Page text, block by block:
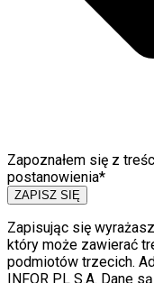
Zapoznałem się z
postanowienia*
ZAPISZ SIĘ
Zapisując się
który może zawierać
podmiotów trzecich.
INFOR PL S.A. Dane